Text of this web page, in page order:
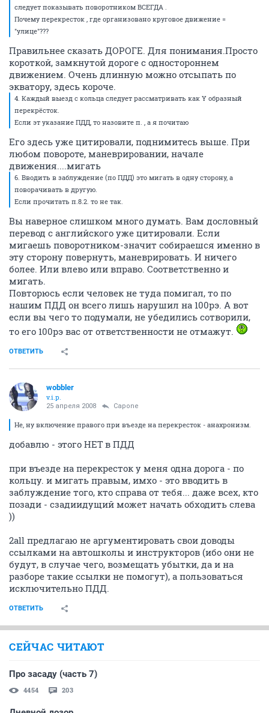
следует показывать поворотником ВСЕГДА .
Почему перекресток , где организовано круговое движение =
"улице"???
Правильнее сказать ДОРОГЕ. Для понимания.Просто
короткой, замкнутой дороге с одностороннем
движением. Очень длинную можно отсыпать по
экватору, здесь короче.
4. Каждый выезд с кольца следует рассматривать как Y образный
перекрёсток.
Если эт указание ПДД, то назовите п. , а я почитаю
Его здесь уже цитировали, поднимитесь выше. При
любом повороте, маневрировании, начале
движения....мигать
6. Вводить в заблуждение (по ПДД) это мигать в одну сторону, а
поворачивать в другую.
Если прочитать п.8.2. то не так.
Вы наверное слишком много думать. Вам дословный
перевод с английского уже цитировали. Если
мигаешь поворотником-значит собираешся именно в
эту сторону повернуть, маневрировать. И ничего
более. Или влево или вправо. Соответственно и
мигать.
Повторюсь если человек не туда помигал, то по
нашим ПДД он всего лишь нарушил на 100рэ. А вот
если вы чего то подумали, не убедились сотворили,
то его 100рэ вас от ответственности не отмажут.
ОТВЕТИТЬ
wobbler
v.i.p.
25 апреля 2008 Capone
Не, ну включение правого при въезде на перекресток - анахронизм.
добавлю - этого НЕТ в ПДД
при въезде на перекресток у меня одна дорога - по
кольцу. и мигать правым, имхо - это вводить в
заблуждение того, кто справа от тебя... даже всех, кто
позади - сзадиидущий может начать обходить слева
))
2all предлагаю не аргументировать свои доводы
ссылками на автошколы и инструкторов (ибо они не
будут, в случае чего, возмещать убытки, да и на
разборе такие ссылки не помогут), а пользоваться
исключительно ПДД.
ОТВЕТИТЬ
СЕЙЧАС ЧИТАЮТ
Про засаду (часть 7)
4454 203